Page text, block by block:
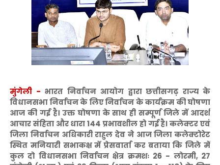
मुंगेली - भारत निर्वाचन आयोग द्वारा छत्तीसगढ़ राज्य के
विधानसभा निर्वाचन के लिए निर्वाचन के कार्यक्रम की घोषणा
आज की गई है। उक्त घोषणा के साथ ही सम्पूर्ण जिले में आदर्श
आचार संहिता और धारा 144 प्रभावशील हो गई है। कलेक्टर एवं
जिला निर्वाचन अधिकारी राहुल देव ने आज जिला कलेक्टोरेट
स्थित मनियारी सभाकक्ष में प्रेसवार्ता कर बताया कि जिले में
कुल दो विधानसभा निर्वाचन क्षेत्र क्रमशः 26 - लोरमी, 27